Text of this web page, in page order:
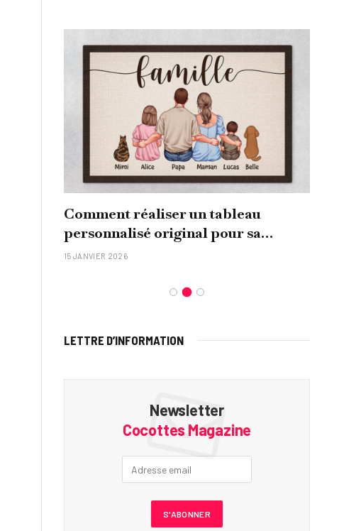
Comment réaliser un tableau
personnalisé original pour sa
famille ?
15 JANVIER 2026
LETTRE D’INFORMATION
Newsletter
Cocottes Magazine